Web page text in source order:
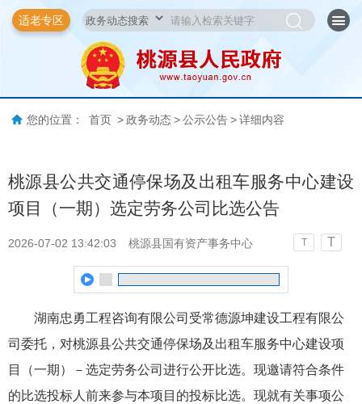
适老专区
您的位置： 首页 > 政务动态 > 公示公告 > 详细内容
桃源县公共交通停保场及出租车服务中心建设
项目（一期）选定劳务公司比选公告
2026-07-02 13:42:03 桃源县国有资产事务中心 T T
湖南忠勇工程咨询有限公司受常德源坤建设工程有限公
司委托，对桃源县公共交通停保场及出租车服务中心建设项
目（一期）－选定劳务公司进行公开比选。现邀请符合条件
的比选投标人前来参与本项目的投标比选。现就有关事项公